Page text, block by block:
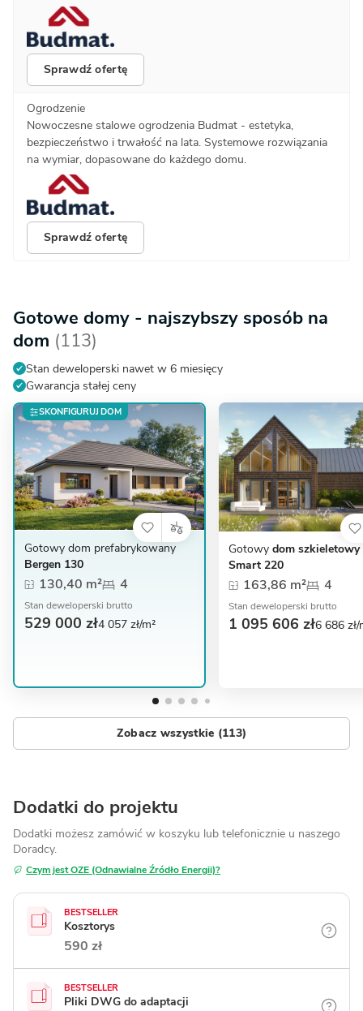
Sprawdź ofertę
Ogrodzenie
Nowoczesne stalowe ogrodzenia Budmat - estetyka,
bezpieczeństwo i trwałość na lata. Systemowe rozwiązania
na wymiar, dopasowane do każdego domu.
Sprawdź ofertę
Gotowe domy - najszybszy sposób na
dom (113)
Stan deweloperski nawet w 6 miesięcy
Gwarancja stałej ceny
SKONFIGURUJ DOM
Gotowy dom prefabrykowany
Bergen 130
130,40 m² 4
Stan deweloperski brutto
529 000 zł4 057 zł/m²
Gotowy dom
Smart 220
163,86 m² 4
Stan deweloperski brutto
1 095 606 zł6 686 zł/
Zobacz wszystkie (113)
Dodatki do projektu
Dodatki możesz zamówić w koszyku lub telefonicznie u naszego
Doradcy.
Czym jest OZE (Odnawialne Źródło Energii)?
BESTSELLER
Kosztorys
590 zł
BESTSELLER
Pliki DWG do adaptacji